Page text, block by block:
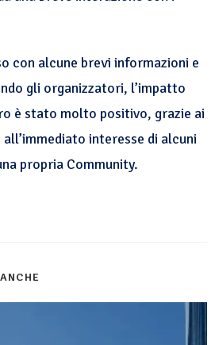
con alcune brevi informazioni e
gli organizzatori, l’impatto
è stato molto positivo, grazie ai
interesse di alcuni
propria Community.